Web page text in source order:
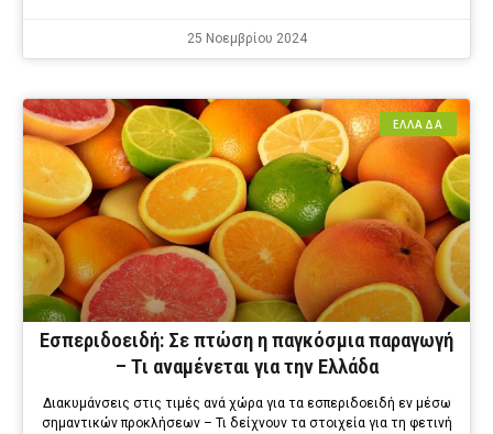
25 Νοεμβρίου 2024
ΕΛΛΑΔΑ
Εσπεριδοειδή: Σε πτώση η παγκόσμια παραγωγή
– Τι αναμένεται για την Ελλάδα
Διακυμάνσεις στις τιμές ανά χώρα για τα εσπεριδοειδή εν μέσω
σημαντικών προκλήσεων – Τι δείχνουν τα στοιχεία για τη φετινή